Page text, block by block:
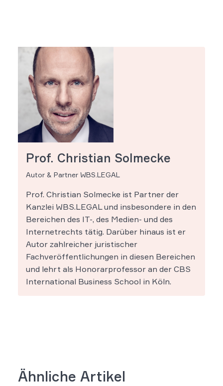
Prof. Christian Solmecke
Autor & Partner WBS.LEGAL
Prof. Christian Solmecke ist Partner der
Kanzlei WBS.LEGAL und insbesondere in den
Bereichen des IT-, des Medien- und des
Internetrechts tätig. Darüber hinaus ist er
Autor zahlreicher juristischer
Fachveröffentlichungen in diesen Bereichen
und lehrt als Honorarprofessor an der CBS
International Business School in Köln.
Ähnliche Artikel